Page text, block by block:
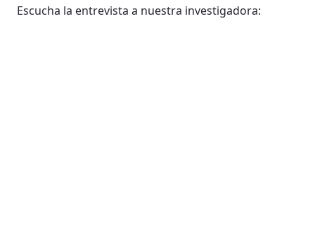
Escucha la entrevista a nuestra investigadora: